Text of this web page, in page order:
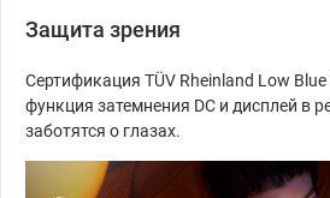
Защита зрения
Сертификация TÜV Rheinland Low Blue
функция затемнения DC и дисплей в
заботятся о глазах.